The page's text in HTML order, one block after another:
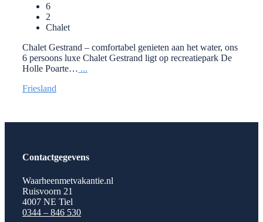
6
2
Chalet
Chalet Gestrand – comfortabel genieten aan het water, ons
6 persoons luxe Chalet Gestrand ligt op recreatiepark De
Holle Poarte… ...
Friesland
Contactgegevens
Waarheenmetvakantie.nl
Ruisvoorn 21
4007 NE Tiel
0344 – 846 530